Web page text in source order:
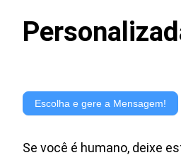
de
para
Escolha e gere a Mensagem!
Se você é humano, deixe